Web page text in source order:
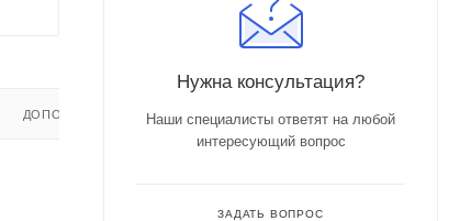
ДОПОЛНИТЕЛЬНО
Нужна консультация?
Наши специалисты ответят на любой
интересующий вопрос
ЗАДАТЬ ВОПРОС